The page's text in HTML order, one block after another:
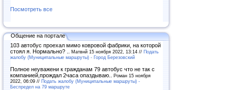
Посмотреть все
Общение на портале
103 автобус проехал мимо ковровой фабрики, на которой
стоял я. Нормально? .. Матвнй 15 ноября 2022, 13:14 // Подать
жалобу (Муниципальные маршруты) - Город Березовский
Полное неуважени к гражданам 79 автобус что не так с
компанией,прождал 2часа опаздываю.. Роман 15 ноября
2022, 06:09 // Подать жалобу (Муниципальные маршруты) -
Беспредел на 79 маршруте